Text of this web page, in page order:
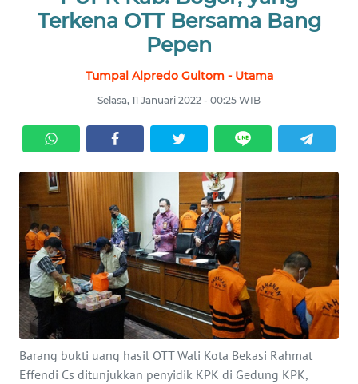
Terkena OTT Bersama Bang
Pepen
Tumpal Alpredo Gultom - Utama
Selasa, 11 Januari 2022 - 00:25 WIB
Barang bukti uang hasil OTT Wali Kota Bekasi Rahmat
Effendi Cs ditunjukkan penyidik KPK di Gedung KPK,
SERBA-
SERBI
TOKOH
OPINI
Informasi
INDEKS
BERITA
KONTAK
KAMI